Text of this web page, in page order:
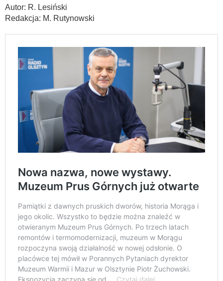
Autor: R. Lesiński
Redakcja: M. Rutynowski